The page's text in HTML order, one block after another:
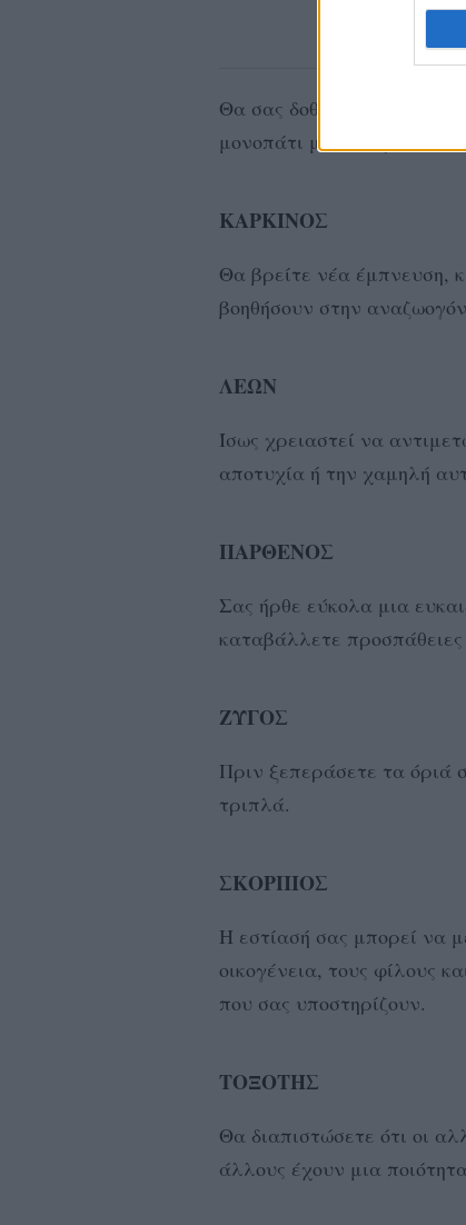
Θα σας δοθεί η ευκαιρία
μονοπάτι με νέο τρόπο.
ΚΑΡΚΙΝΟΣ
Θα βρείτε νέα έμπνευση,
βοηθήσουν στην
ΛΕΩΝ
Ίσως χρειαστεί να
αποτυχία ή την χαμηλή
ΠΑΡΘΕΝΟΣ
Σας ήρθε εύκολα μια
καταβάλλετε
ΖΥΓΟΣ
Πριν ξεπεράσετε τα όριά
τριπλά.
ΣΚΟΡΠΙΟΣ
Η εστίασή σας μπορεί να
οικογένεια, τους φίλους
που σας υποστηρίζουν.
ΤΟΞΟΤΗΣ
Θα διαπιστώσετε ότι οι
άλλους έχουν μια